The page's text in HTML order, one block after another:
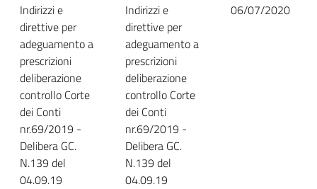
Indirizzi e
direttive per
adeguamento a
prescrizioni
deliberazione
controllo Corte
dei Conti
nr.69/2019 -
Delibera GC.
N.139 del
04.09.19
Indirizzi e
direttive per
adeguamento a
prescrizioni
deliberazione
controllo Corte
dei Conti
nr.69/2019 -
Delibera GC.
N.139 del
04.09.19
06/07/2020